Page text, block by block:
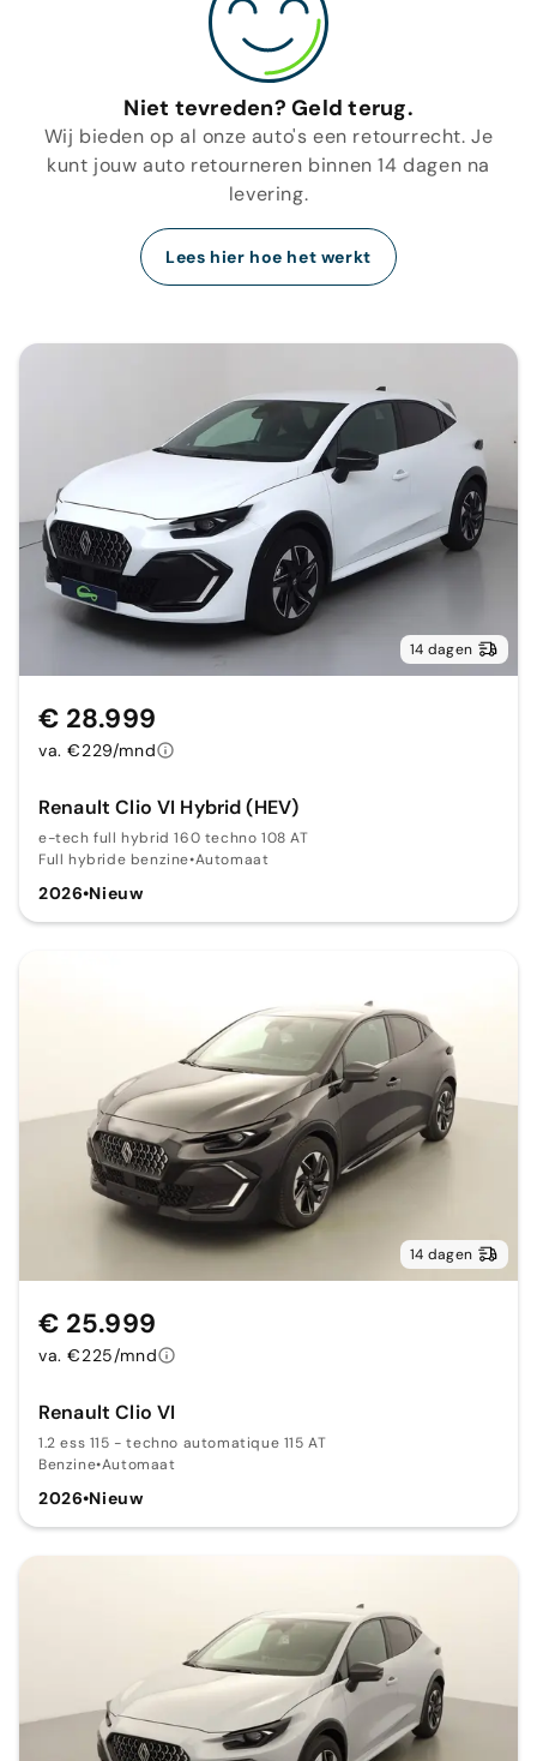
Niet tevreden? Geld terug.
Wij bieden op al onze auto's een retourrecht. Je
kunt jouw auto retourneren binnen 14 dagen na
levering.
Lees hier hoe het werkt
14 dagen
Renault Clio VI Hybrid (HEV)
e-tech full hybrid 160 techno 108 AT
Full hybride benzine•Automaat
2026•Nieuw
€ 28.999
va. €229/mnd
14 dagen
Renault Clio VI
1.2 ess 115 - techno automatique 115 AT
Benzine•Automaat
2026•Nieuw
€ 25.999
va. €225/mnd